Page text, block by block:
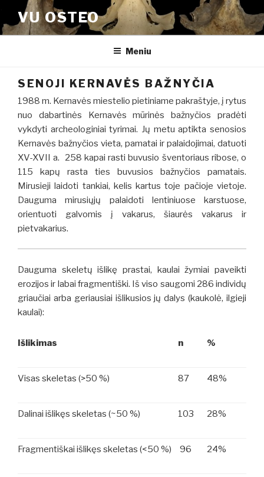
prie
turinio
VU OSTEO
Meniu
SENOJI KERNAVĖS BAŽNYČIA
1988 m. Kernavės miestelio pietiniame pakraštyje, į rytus
nuo dabartinės Kernavės mūrinės bažnyčios pradėti
vykdyti archeologiniai tyrimai. Jų metu aptikta senosios
Kernavės bažnyčios vieta, pamatai ir palaidojimai, datuoti
XV-XVII a. 258 kapai rasti buvusio šventoriaus ribose, o
115 kapų rasta ties buvusios bažnyčios pamatais.
Mirusieji laidoti tankiai, kelis kartus toje pačioje vietoje.
Dauguma mirusiųjų palaidoti lentiniuose karstuose,
orientuoti galvomis į vakarus, šiaurės vakarus ir
pietvakarius.
Dauguma skeletų išlikę prastai, kaulai žymiai paveikti
erozijos ir labai fragmentiški. Iš viso saugomi 286 individų
griaučiai arba geriausiai išlikusios jų dalys (kaukolė, ilgieji
kaulai):
Išlikimas n %
Visas skeletas (>50 %) 87 48%
Dalinai išlikęs skeletas (~50 %) 103 28%
Fragmentiškai išlikęs skeletas (<50 %) 96 24%